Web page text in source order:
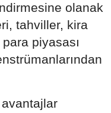
olanak
tahviller, kira
piyasası
avantajlar